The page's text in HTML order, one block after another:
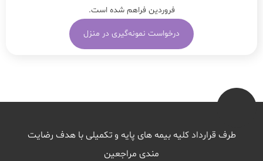
فروردین فراهم شده است.
درخواست نمونه‌گیری در منزل
طرف قرارداد کلیه بیمه های پایه و تکمیلی با هدف رضایت
مندی مراجعین